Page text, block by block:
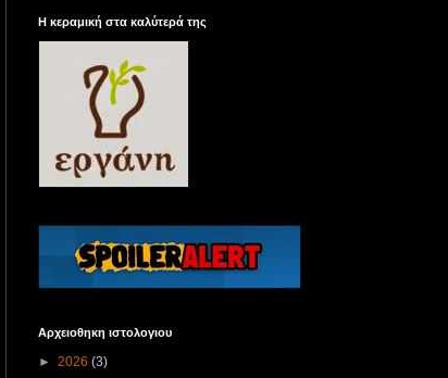
Η κεραμική στα καλύτερά της
Αρχειοθηκη ιστολογιου
► 2026 (3)